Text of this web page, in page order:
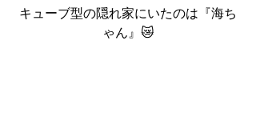
キューブ型の隠れ家にいたのは『海ち
ゃん』😿